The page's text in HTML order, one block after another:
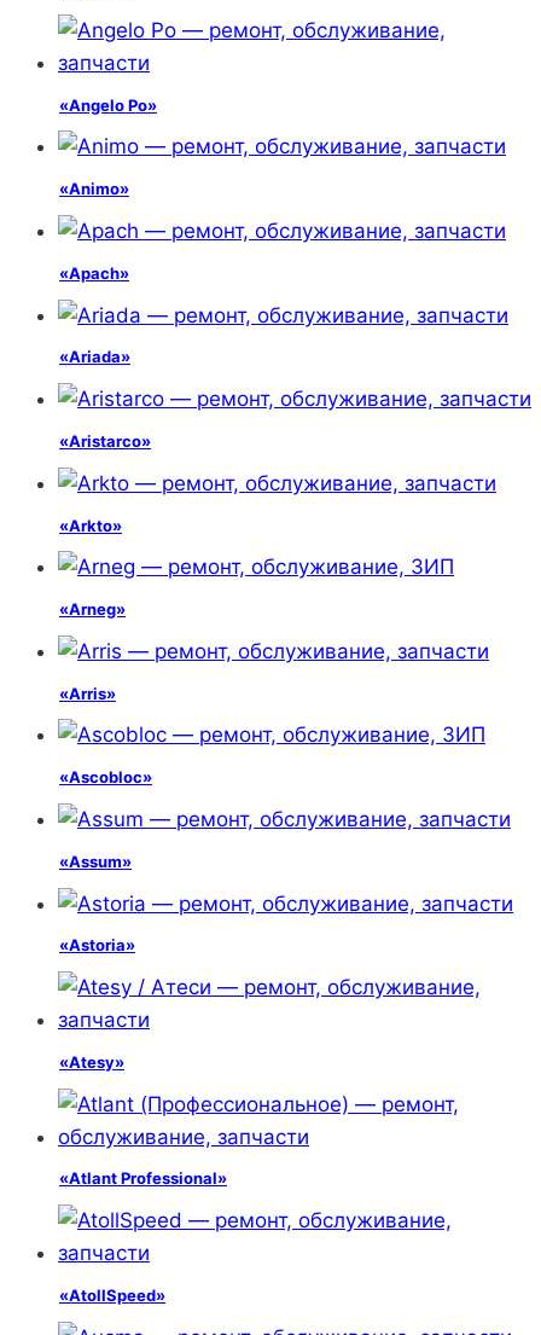
«Angelo Po»
«Animo»
«Apach»
«Ariada»
«Aristarco»
«Arkto»
«Arneg»
«Arris»
«Ascobloc»
«Assum»
«Astoria»
«Atesy»
«Atlant Professional»
«AtollSpeed»